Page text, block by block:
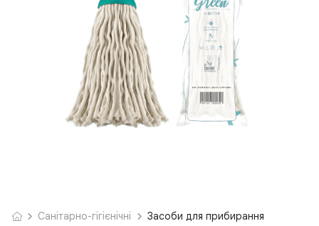
Санітарно-гігієнічні Засоби для прибирання